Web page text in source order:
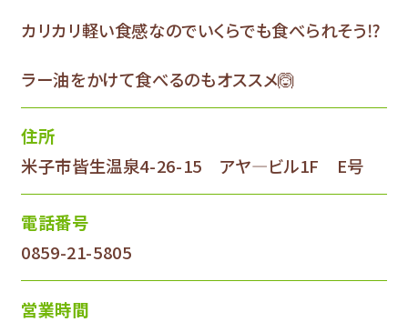
カリカリ軽い食感なのでいくらでも食べられそう⁉
ラー油をかけて食べるのもオススメ🙆
住所
米子市皆生温泉4-26-15 アヤ―ビル1F E号
電話番号
0859-21-5805
営業時間